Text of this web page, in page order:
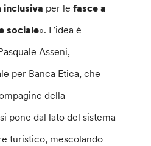
inclusiva per le fasce a
sociale». L’idea è
Asseni,
per Banca Etica, che
della
pone dal lato del sistema
turistico, mescolando